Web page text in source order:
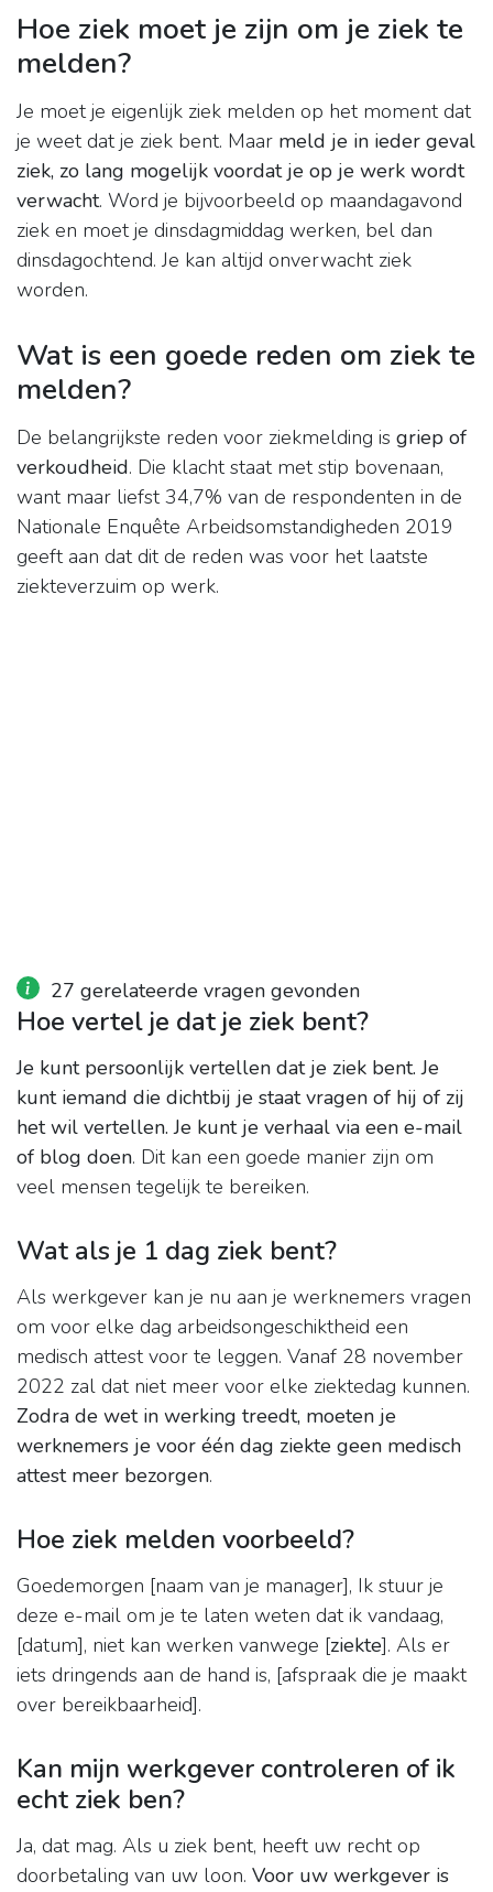
Hoe ziek moet je zijn om je ziek te
melden?
Je moet je eigenlijk ziek melden op het moment dat
je weet dat je ziek bent. Maar meld je in ieder geval
ziek, zo lang mogelijk voordat je op je werk wordt
verwacht. Word je bijvoorbeeld op maandagavond
ziek en moet je dinsdagmiddag werken, bel dan
dinsdagochtend. Je kan altijd onverwacht ziek
worden.
Wat is een goede reden om ziek te
melden?
De belangrijkste reden voor ziekmelding is griep of
verkoudheid. Die klacht staat met stip bovenaan,
want maar liefst 34,7% van de respondenten in de
Nationale Enquête Arbeidsomstandigheden 2019
geeft aan dat dit de reden was voor het laatste
ziekteverzuim op werk.
27 gerelateerde vragen gevonden
Hoe vertel je dat je ziek bent?
Je kunt persoonlijk vertellen dat je ziek bent. Je
kunt iemand die dichtbij je staat vragen of hij of zij
het wil vertellen. Je kunt je verhaal via een e-mail
of blog doen. Dit kan een goede manier zijn om
veel mensen tegelijk te bereiken.
Wat als je 1 dag ziek bent?
Als werkgever kan je nu aan je werknemers vragen
om voor elke dag arbeidsongeschiktheid een
medisch attest voor te leggen. Vanaf 28 november
2022 zal dat niet meer voor elke ziektedag kunnen.
Zodra de wet in werking treedt, moeten je
werknemers je voor één dag ziekte geen medisch
attest meer bezorgen.
Hoe ziek melden voorbeeld?
Goedemorgen [naam van je manager], Ik stuur je
deze e-mail om je te laten weten dat ik vandaag,
[datum], niet kan werken vanwege [ziekte]. Als er
iets dringends aan de hand is, [afspraak die je maakt
over bereikbaarheid].
Kan mijn werkgever controleren of ik
echt ziek ben?
Ja, dat mag. Als u ziek bent, heeft uw recht op
doorbetaling van uw loon. Voor uw werkgever is